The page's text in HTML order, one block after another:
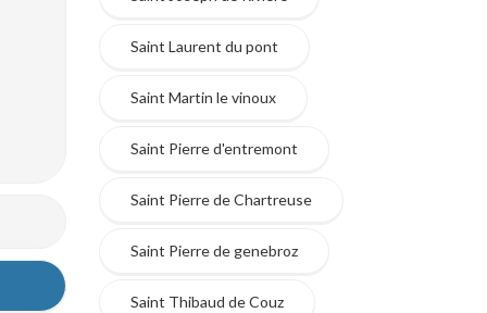
Saint Laurent du pont
Saint Martin le vinoux
Saint Pierre d'entremont
Saint Pierre de Chartreuse
Saint Pierre de genebroz
Saint Thibaud de Couz